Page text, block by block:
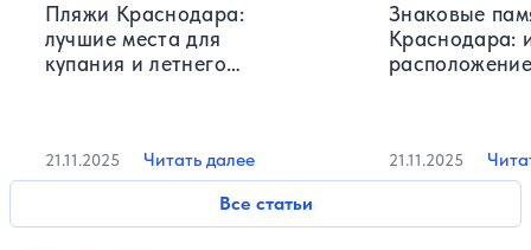
Все статьи
Пляжи Краснодара:
лучшие места для
купания и летнего
21.11.2025 Читать далее
Знаковые
Краснодара:
21.11.2025